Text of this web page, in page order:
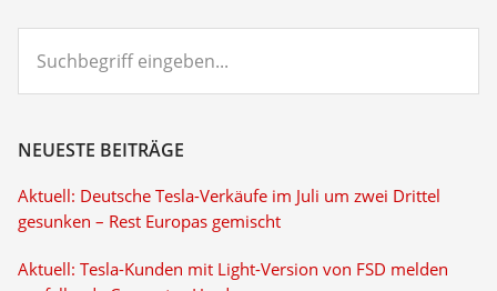
eingeben...
NEUESTE BEITRÄGE
Aktuell: Deutsche Tesla-Verkäufe im Juli um zwei Drittel
gesunken – Rest Europas gemischt
Aktuell: Tesla-Kunden mit Light-Version von FSD melden